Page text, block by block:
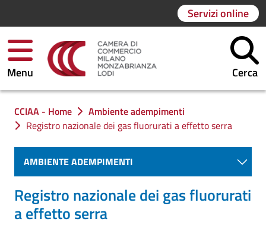
Servizi online
Menu Cerca
Ti trovi in:
CCIAA - Home
Ambiente adempimenti
Registro nazionale dei gas fluorurati a effetto serra
AMBIENTE ADEMPIMENTI
Registro nazionale dei gas fluorurati
a effetto serra